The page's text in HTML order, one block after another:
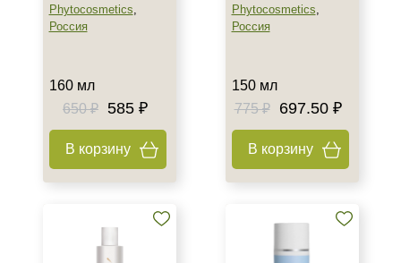
Пенка
Домашняя
Профессиональная
Тип кожи
Phytocosmetics,
Россия
160 мл
650 ₽ 585 ₽
В корзину
Phytocosmetics,
Россия
150 мл
775 ₽
697.50 ₽
В корзину